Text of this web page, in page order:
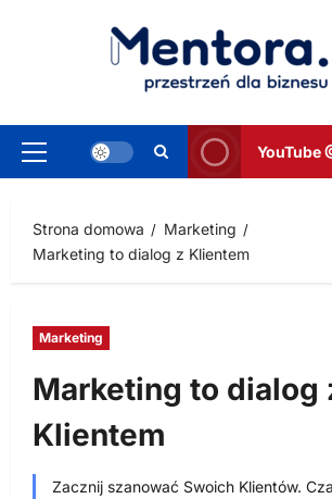
Menu
YouTube
Strona domowa
Marketing
Marketing to dialog z Klientem
Marketing
Marketing to dialog
Klientem
Zacznij szanować Swoich Klientów.